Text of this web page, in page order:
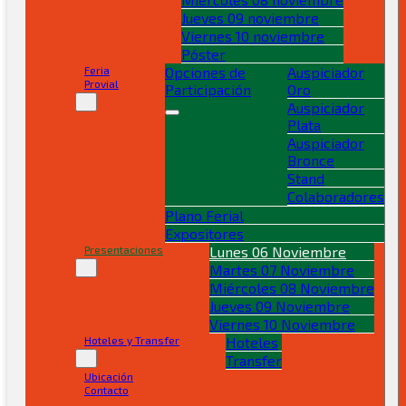
Jueves 09 noviembre
Viernes 10 noviembre
Póster
Feria
Provial
Opciones de
Participación
Auspiciador
Oro
Auspiciador
Plata
Auspiciador
Bronce
Stand
Colaboradores
Plano Ferial
Expositores
Presentaciones
Lunes 06 Noviembre
Martes 07 Noviembre
Miércoles 08 Noviembre
Jueves 09 Noviembre
Viernes 10 Noviembre
Hoteles y Transfer
Hoteles
Transfer
Ubicación
Contacto
Presentaciones
Lunes 06 de noviembre
Inauguración